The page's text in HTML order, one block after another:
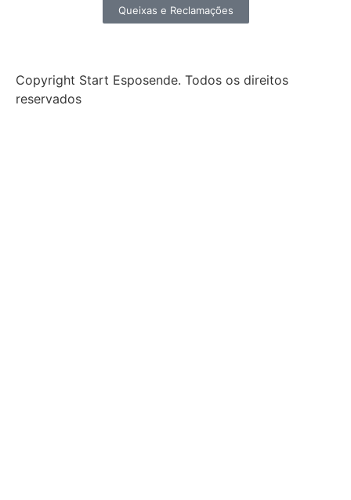
Queixas e Reclamações
Copyright Start Esposende. Todos os direitos
reservados